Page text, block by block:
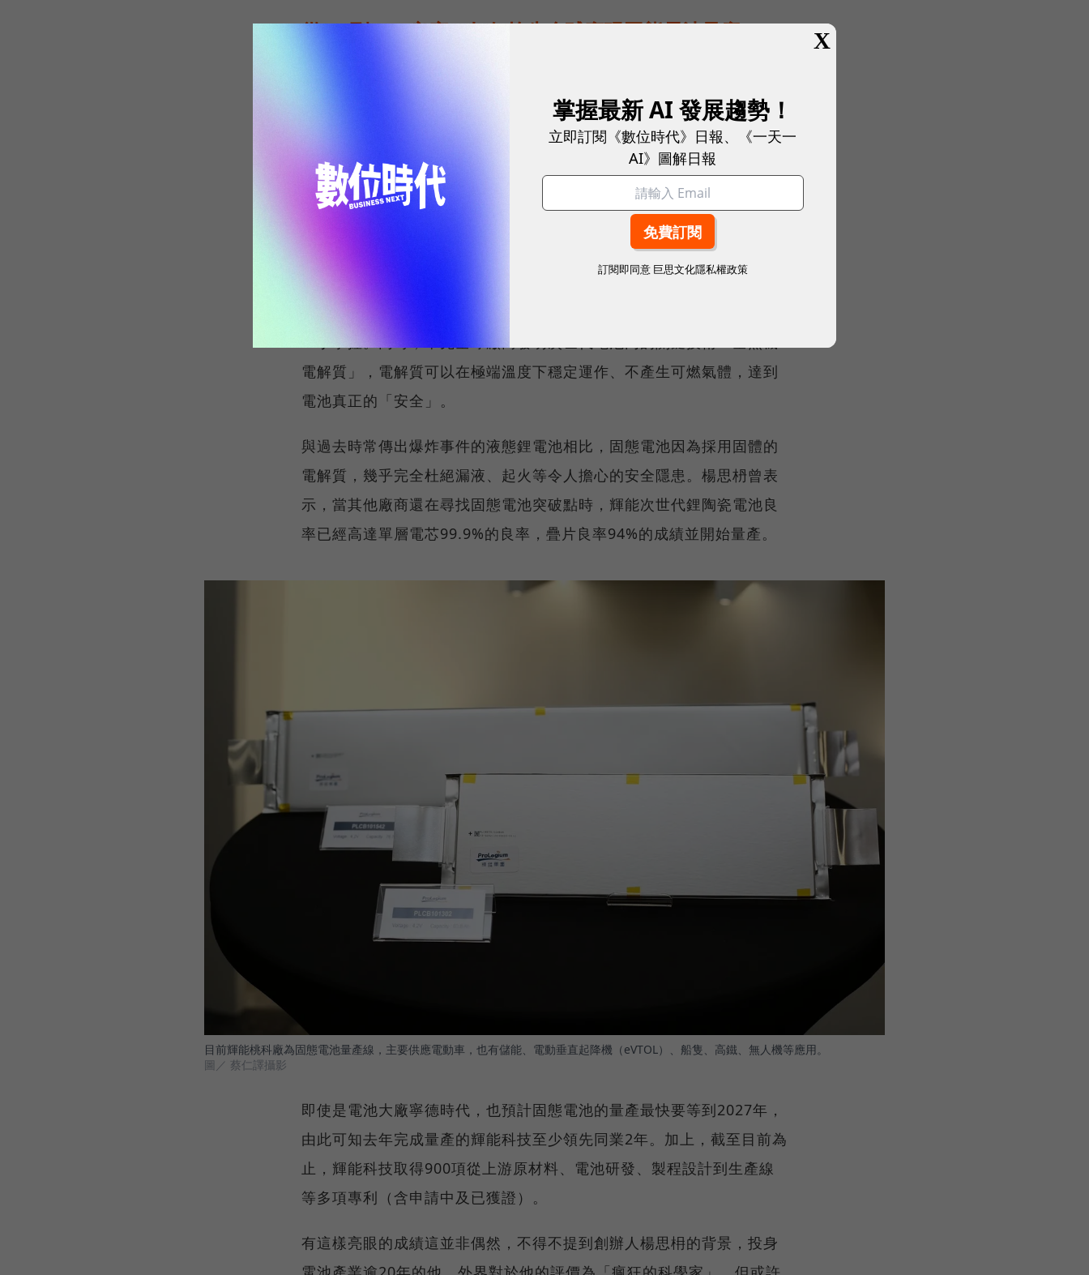
從0%到99%良率！如何搶先全球實現固態電池量產？
池」，走出一條技術研發路線，相較於當時市場主流的液態鋰電池，固
態電池的門檻極高，製程複雜、材料挑戰大，生產出來遙遙無期，當時
連國際車廠特斯拉和豐田汽車都不敢輕易保證能夠成功量產。
掌握最新AI、半導體、數位趨勢！訂閱《數位時代》日報及社群活動訊息
不過，輝能科技選擇從上游原材料、電池研發、製程設計到生產，全程
一手掌握。同時，率先全球廠商發明次世代電池內的關鍵技術「全無機
電解質」，電解質可以在極端溫度下穩定運作、不產生可燃氣體，達到
電池真正的「安全」。
與過去時常傳出爆炸事件的液態鋰電池相比，固態電池因為採用固體的
電解質，幾乎完全杜絕漏液、起火等令人擔心的安全隱患。楊思枬曾表
示，當其他廠商還在尋找固態電池突破點時，輝能次世代鋰陶瓷電池良
率已經高達單層電芯99.9%的良率，疊片良率94%的成績並開始量產。
目前輝能桃科廠為固態電池量產線，主要供應電動車，也有儲能、電動垂直起降機（eVTOL）、船隻、高鐵、無人機等應用。
圖／ 蔡仁譯攝影
即使是電池大廠寧德時代，也預計固態電池的量產最快要等到2027年，
由此可知去年完成量產的輝能科技至少領先同業2年。加上，截至目前為
止，輝能科技取得900項從上游原材料、電池研發、製程設計到生產線
等多項專利（含申請中及已獲證）。
有這樣亮眼的成績這並非偶然，不得不提到創辦人楊思枏的背景，投身
X
掌握最新 AI 發展趨勢！
立即訂閱《數位時代》日報、《一天一
AI》圖解日報
訂閱即同意 巨思文化隱私權政策